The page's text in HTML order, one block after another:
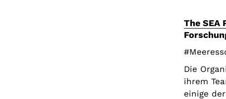
The SEA
Die
ihrem
einige